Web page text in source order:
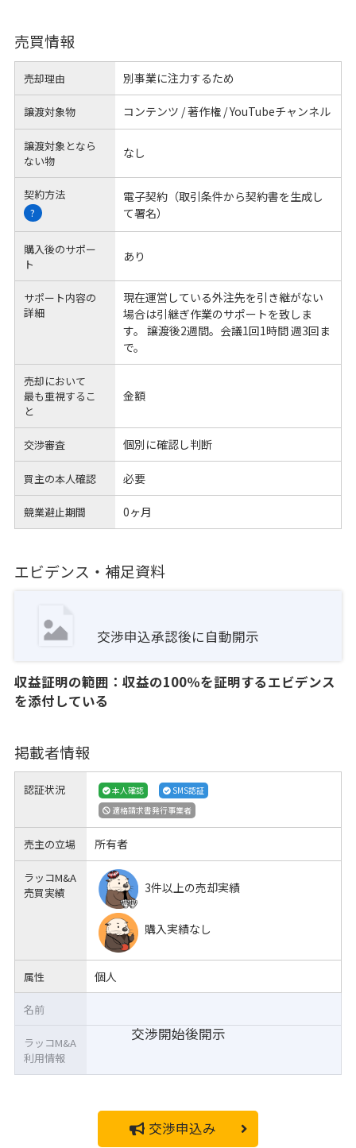
売買情報
売却理由 別事業に注力するため
譲渡対象物 コンテンツ / 著作権 / YouTubeチャンネル
譲渡対象となら
ない物
なし
契約方法
?
電子契約（取引条件から契約書を生成し
て署名）
購入後のサポー
ト
あり
サポート内容の
詳細
現在運営している外注先を引き継がない
場合は引継ぎ作業のサポートを致しま
す。 譲渡後2週間。会議1回1時間 週3回ま
で。
売却において
最も重視するこ
と
金額
交渉審査 個別に確認し判断
買主の本人確認 必要
競業避止期間 0ヶ月
エビデンス・補足資料
交渉申込承認後に自動開示
収益証明の範囲：収益の100％を証明するエビデンス
を添付している
掲載者情報
認証状況 本人確認
SMS認証
適格請求書発行事業者
売主の立場 所有者
ラッコM&A
売買実績
3件以上の売却実績
購入実績なし
属性 個人
交渉開始後開示
名前
ラッコM&A
利用情報
交渉申込み